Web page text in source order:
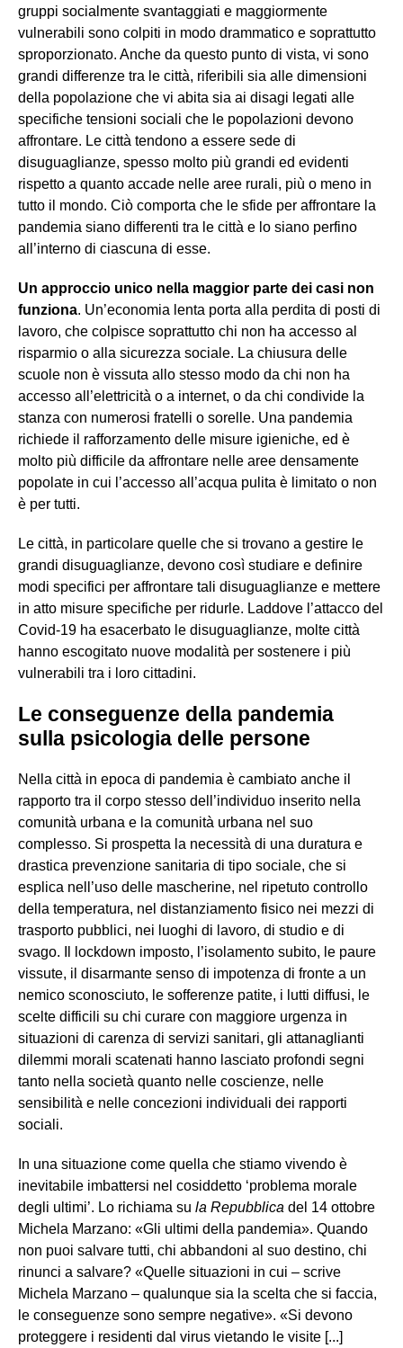
gruppi socialmente svantaggiati e maggiormente
vulnerabili sono colpiti in modo drammatico e soprattutto
sproporzionato. Anche da questo punto di vista, vi sono
grandi differenze tra le città, riferibili sia alle dimensioni
della popolazione che vi abita sia ai disagi legati alle
specifiche tensioni sociali che le popolazioni devono
affrontare. Le città tendono a essere sede di
disuguaglianze, spesso molto più grandi ed evidenti
rispetto a quanto accade nelle aree rurali, più o meno in
tutto il mondo. Ciò comporta che le sfide per affrontare la
pandemia siano differenti tra le città e lo siano perfino
all’interno di ciascuna di esse.
Un approccio unico nella maggior parte dei casi non
funziona. Un’economia lenta porta alla perdita di posti di
lavoro, che colpisce soprattutto chi non ha accesso al
risparmio o alla sicurezza sociale. La chiusura delle
scuole non è vissuta allo stesso modo da chi non ha
accesso all’elettricità o a internet, o da chi condivide la
stanza con numerosi fratelli o sorelle. Una pandemia
richiede il rafforzamento delle misure igieniche, ed è
molto più difficile da affrontare nelle aree densamente
popolate in cui l’accesso all’acqua pulita è limitato o non
è per tutti.
Le città, in particolare quelle che si trovano a gestire le
grandi disuguaglianze, devono così studiare e definire
modi specifici per affrontare tali disuguaglianze e mettere
in atto misure specifiche per ridurle. Laddove l’attacco del
Covid-19 ha esacerbato le disuguaglianze, molte città
hanno escogitato nuove modalità per sostenere i più
vulnerabili tra i loro cittadini.
Le conseguenze della pandemia
sulla psicologia delle persone
Nella città in epoca di pandemia è cambiato anche il
rapporto tra il corpo stesso dell’individuo inserito nella
comunità urbana e la comunità urbana nel suo
complesso. Si prospetta la necessità di una duratura e
drastica prevenzione sanitaria di tipo sociale, che si
esplica nell’uso delle mascherine, nel ripetuto controllo
della temperatura, nel distanziamento fisico nei mezzi di
trasporto pubblici, nei luoghi di lavoro, di studio e di
svago. Il lockdown imposto, l’isolamento subito, le paure
vissute, il disarmante senso di impotenza di fronte a un
nemico sconosciuto, le sofferenze patite, i lutti diffusi, le
scelte difficili su chi curare con maggiore urgenza in
situazioni di carenza di servizi sanitari, gli attanaglianti
dilemmi morali scatenati hanno lasciato profondi segni
tanto nella società quanto nelle coscienze, nelle
sensibilità e nelle concezioni individuali dei rapporti
sociali.
In una situazione come quella che stiamo vivendo è
inevitabile imbattersi nel cosiddetto ‘problema morale
degli ultimi’. Lo richiama su la Repubblica del 14 ottobre
Michela Marzano: «Gli ultimi della pandemia». Quando
non puoi salvare tutti, chi abbandoni al suo destino, chi
rinunci a salvare? «Quelle situazioni in cui – scrive
Michela Marzano – qualunque sia la scelta che si faccia,
le conseguenze sono sempre negative». «Si devono
proteggere i residenti dal virus vietando le visite [...]